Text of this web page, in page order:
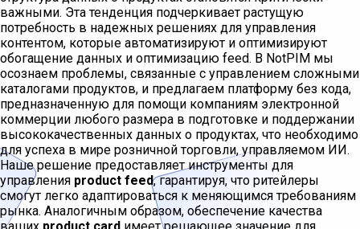
важными. Эта тенденция подчеркивает растущую
потребность в надежных решениях для управления
контентом, которые автоматизируют и оптимизируют
обогащение данных и оптимизацию feed. В NotPIM мы
осознаем проблемы, связанные с управлением сложными
каталогами продуктов, и предлагаем платформу без кода,
предназначенную для помощи компаниям электронной
коммерции любого размера в подготовке и поддержании
высококачественных данных о продуктах, что необходимо
для успеха в мире розничной торговли, управляемом ИИ.
Наше решение предоставляет инструменты для
управления product feed, гарантируя, что ритейлеры
смогут легко адаптироваться к меняющимся требованиям
рынка. Аналогичным образом, обеспечение качества